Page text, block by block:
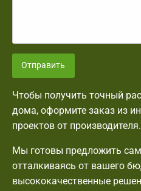
Отправить
Чтобы получить точный
дома, оформите заказ из
проектов от производителя.
Мы готовы предложить
отталкиваясь от вашего
высококачественные